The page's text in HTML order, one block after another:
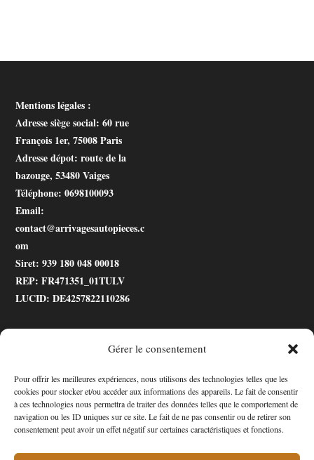
Gérer le consentement
Pour offrir les meilleures expériences, nous utilisons des technologies telles que les
cookies pour stocker et/ou accéder aux informations des appareils. Le fait de consentir
à ces technologies nous permettra de traiter des données telles que le comportement de
navigation ou les ID uniques sur ce site. Le fait de ne pas consentir ou de retirer son
consentement peut avoir un effet négatif sur certaines caractéristiques et fonctions.
Mentions légales :
Adresse siège social: 60 rue
François 1er, 75008 Paris
Adresse dépot: route de la
bazouge, 53480 Vaiges
Téléphone: 0698100093
Email:
contact@arrivagesautopieces.c
om
Siret: 939 180 048 00018
REP: FR471351_01TULV
LUCID: DE4257822110286
Accessibilité
Mon Compte
Contact